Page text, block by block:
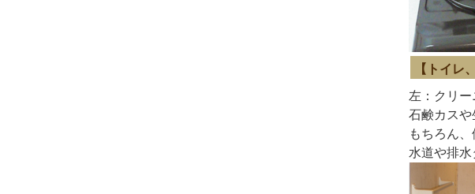
【トイレ
左：クリ
石鹸カスや
もちろん
水道や排水